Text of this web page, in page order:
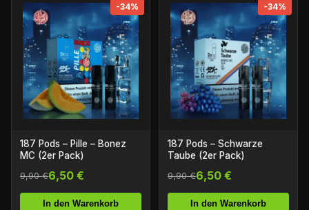
-34%
187 Pods – Pille – Bonez
MC (2er Pack)
9,90 €6,50 €
In den Warenkorb
-34%
187 Pods – Schwarze
Taube (2er Pack)
9,90 €6,50 €
In den Warenkorb